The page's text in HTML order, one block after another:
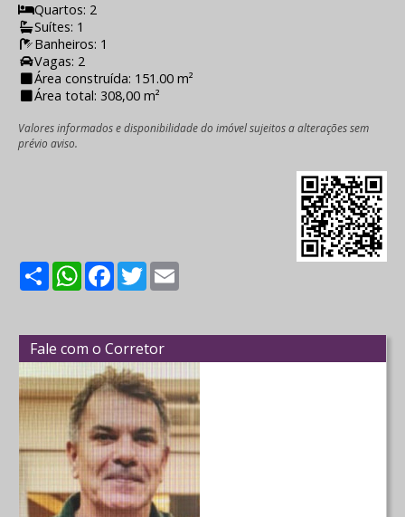
Quartos: 2
Suítes: 1
Banheiros: 1
Vagas: 2
Área construída: 151.00 m²
Área total: 308,00 m²
Valores informados e disponibilidade do imóvel sujeitos a alterações sem
prévio aviso.
ShareWhatsApp
Facebook
Twitter
Fale com o Corretor